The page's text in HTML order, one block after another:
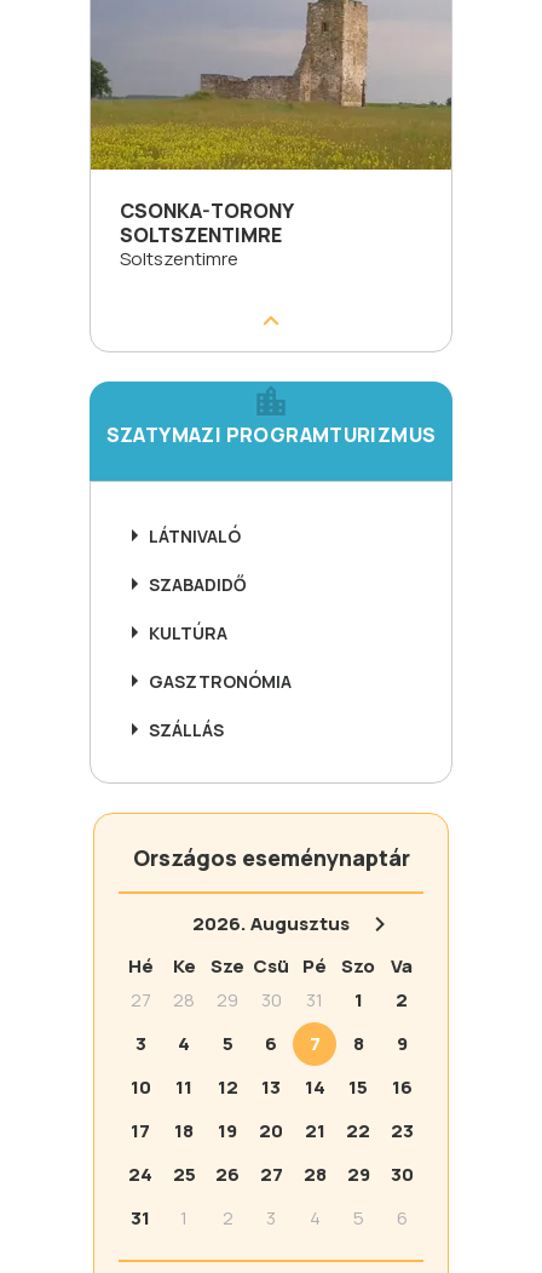
CSONKA-TORONY
SOLTSZENTIMRE
Soltszentimre
SZATYMAZI PROGRAMTURIZMUS
LÁTNIVALÓ
SZABADIDŐ
KULTÚRA
GASZTRONÓMIA
SZÁLLÁS
Országos eseménynaptár
2026.Augusztus
Hé
Ke Sze Csü Pé Szo
Va
27
28 29 30 31 1
2
3
4 5 6 7 8
9
10
11 12 13 14 15
16
17
18 19 20 21 22
23
24
25 26 27 28 29
30
31
1 2 3 4 5 6